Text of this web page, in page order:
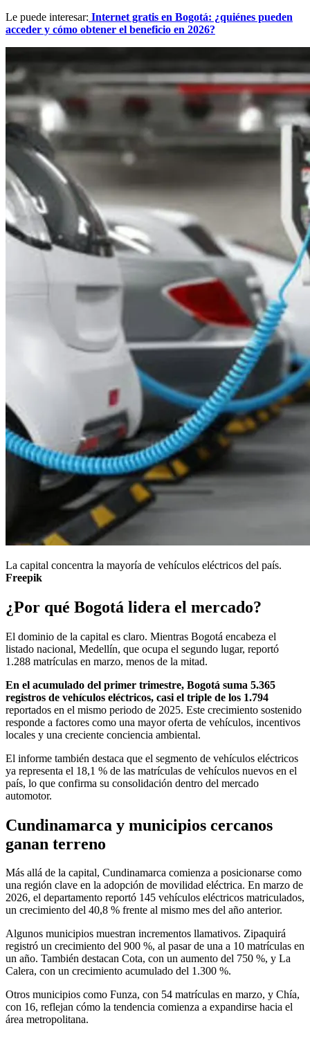
Le puede interesar: Internet gratis en Bogotá: ¿quiénes pueden
acceder y cómo obtener el beneficio en 2026?
La capital concentra la mayoría de vehículos eléctricos del país.
Freepik
¿Por qué Bogotá lidera el mercado?
El dominio de la capital es claro. Mientras Bogotá encabeza el
listado nacional, Medellín, que ocupa el segundo lugar, reportó
1.288 matrículas en marzo, menos de la mitad.
En el acumulado del primer trimestre, Bogotá suma 5.365
registros de vehículos eléctricos, casi el triple de los 1.794
reportados en el mismo periodo de 2025. Este crecimiento sostenido
responde a factores como una mayor oferta de vehículos, incentivos
locales y una creciente conciencia ambiental.
El informe también destaca que el segmento de vehículos eléctricos
ya representa el 18,1 % de las matrículas de vehículos nuevos en el
país, lo que confirma su consolidación dentro del mercado
automotor.
Cundinamarca y municipios cercanos
ganan terreno
Más allá de la capital, Cundinamarca comienza a posicionarse como
una región clave en la adopción de movilidad eléctrica. En marzo de
2026, el departamento reportó 145 vehículos eléctricos matriculados,
un crecimiento del 40,8 % frente al mismo mes del año anterior.
Algunos municipios muestran incrementos llamativos. Zipaquirá
registró un crecimiento del 900 %, al pasar de una a 10 matrículas en
un año. También destacan Cota, con un aumento del 750 %, y La
Calera, con un crecimiento acumulado del 1.300 %.
Otros municipios como Funza, con 54 matrículas en marzo, y Chía,
con 16, reflejan cómo la tendencia comienza a expandirse hacia el
área metropolitana.